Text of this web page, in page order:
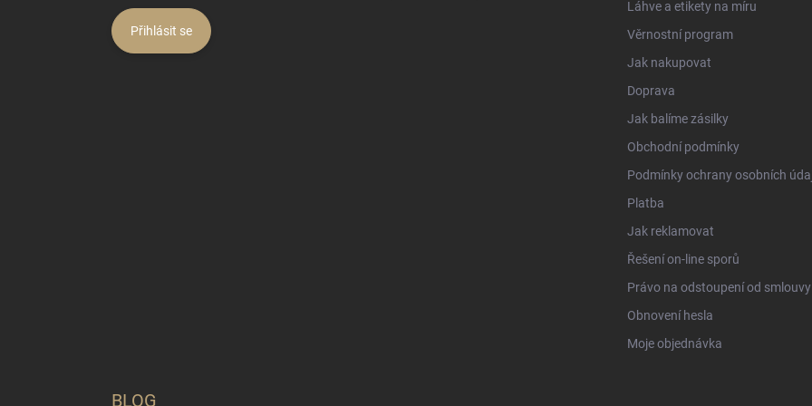
Přihlásit se
Láhve a etikety na míru
Věrnostní program
Jak nakupovat
Doprava
Jak balíme zásilky
Obchodní podmínky
Podmínky ochrany osobních
Platba
Jak reklamovat
Řešení on-line sporů
Právo na odstoupení od smlouvy
Obnovení hesla
Moje objednávka
BLOG